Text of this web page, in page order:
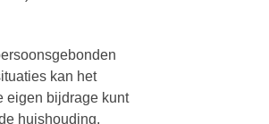
kan het
eigen bijdrage kunt
huishouding,